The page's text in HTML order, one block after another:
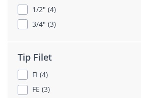
1/2" (4)
3/4" (3)
Tip Filet
FI (4)
FE (3)